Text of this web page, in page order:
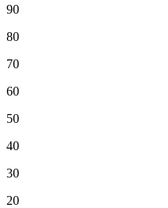
90
80
70
60
50
40
30
20